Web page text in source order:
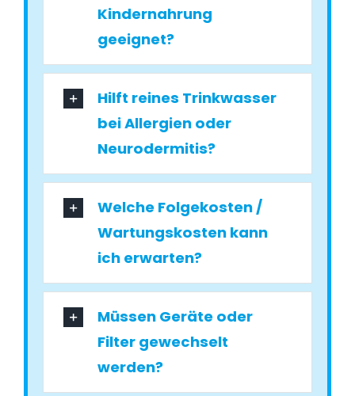
Kindernahrung
geeignet?
Hilft reines Trinkwasser
bei Allergien oder
Neurodermitis?
Welche Folgekosten /
Wartungskosten kann
ich erwarten?
Müssen Geräte oder
Filter gewechselt
werden?